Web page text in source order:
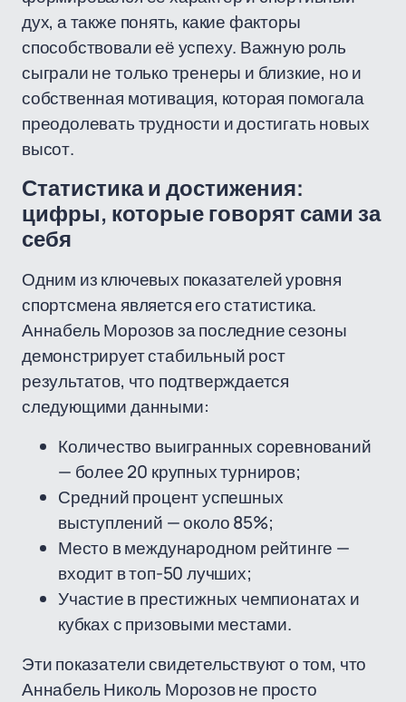
дух, а также понять, какие факторы
способствовали её успеху. Важную роль
сыграли не только тренеры и близкие, но и
собственная мотивация, которая помогала
преодолевать трудности и достигать новых
высот.
Статистика и достижения:
цифры, которые говорят сами за
себя
Одним из ключевых показателей уровня
спортсмена является его статистика.
Аннабель Морозов за последние сезоны
демонстрирует стабильный рост
результатов, что подтверждается
следующими данными:
Количество выигранных соревнований
— более 20 крупных турниров;
Средний процент успешных
выступлений — около 85%;
Место в международном рейтинге —
входит в топ-50 лучших;
Участие в престижных чемпионатах и
кубках с призовыми местами.
Эти показатели свидетельствуют о том, что
Аннабель Николь Морозов не просто